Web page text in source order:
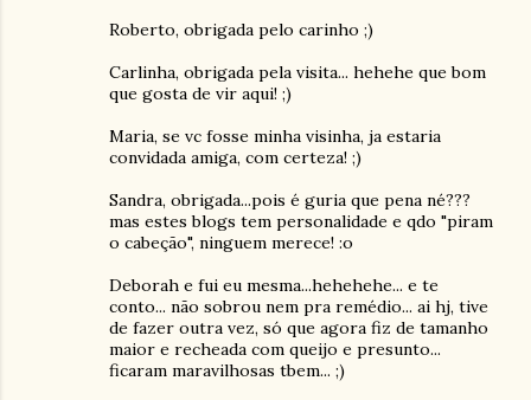
Roberto, obrigada pelo carinho ;)
Carlinha, obrigada pela visita... hehehe que bom
que gosta de vir aqui! ;)
Maria, se vc fosse minha visinha, ja estaria
convidada amiga, com certeza! ;)
Sandra, obrigada...pois é guria que pena né???
mas estes blogs tem personalidade e qdo "piram
o cabeção", ninguem merece! :o
Deborah e fui eu mesma...hehehehe... e te
conto... não sobrou nem pra remédio... ai hj, tive
de fazer outra vez, só que agora fiz de tamanho
maior e recheada com queijo e presunto...
ficaram maravilhosas tbem... ;)